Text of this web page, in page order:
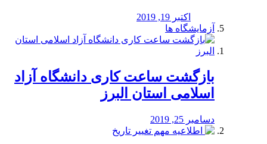
اکتبر 19, 2019
آزمایشگاه ها
بازگشت ساعت کاری دانشگاه آزاد
اسلامی استان البرز
دسامبر 25, 2019